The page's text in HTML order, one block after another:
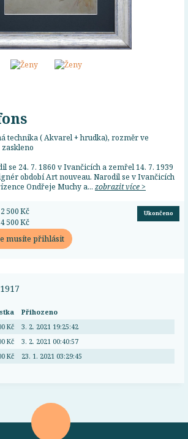
technika ( Akvarel + hrudka), rozměr ve
se 24. 7. 1860 v Ivančicích a zemřel 14. 7. 1939
období Art nouveau. Narodil se v Ivančicích
Ondřeje Muchy a... zobrazit více >
500 Kč
500 Kč
Ukončeno
musíte přihlásit
Přihozeno
Kč
3. 2. 2021 19:25:42
Kč
3. 2. 2021 00:40:57
Kč
23. 1. 2021 03:29:45